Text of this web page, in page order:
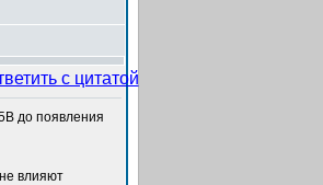
до появления
влияют